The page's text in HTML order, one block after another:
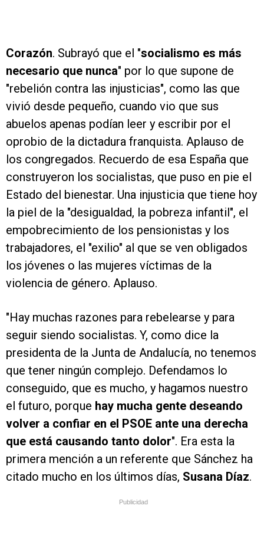
Corazón. Subrayó que el "socialismo es más
necesario que nunca" por lo que supone de
"rebelión contra las injusticias", como las que
vivió desde pequeño, cuando vio que sus
abuelos apenas podían leer y escribir por el
oprobio de la dictadura franquista. Aplauso de
los congregados. Recuerdo de esa España que
construyeron los socialistas, que puso en pie el
Estado del bienestar. Una injusticia que tiene hoy
la piel de la "desigualdad, la pobreza infantil", el
empobrecimiento de los pensionistas y los
trabajadores, el "exilio" al que se ven obligados
los jóvenes o las mujeres víctimas de la
violencia de género. Aplauso.
"Hay muchas razones para rebelearse y para
seguir siendo socialistas. Y, como dice la
presidenta de la Junta de Andalucía, no tenemos
que tener ningún complejo. Defendamos lo
conseguido, que es mucho, y hagamos nuestro
el futuro, porque hay mucha gente deseando
volver a confiar en el PSOE ante una derecha
que está causando tanto dolor". Era esta la
primera mención a un referente que Sánchez ha
citado mucho en los últimos días, Susana Díaz.
Publicidad